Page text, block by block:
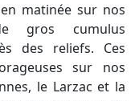
gros cumulus
des reliefs. Ces
sur nos
le Larzac et la